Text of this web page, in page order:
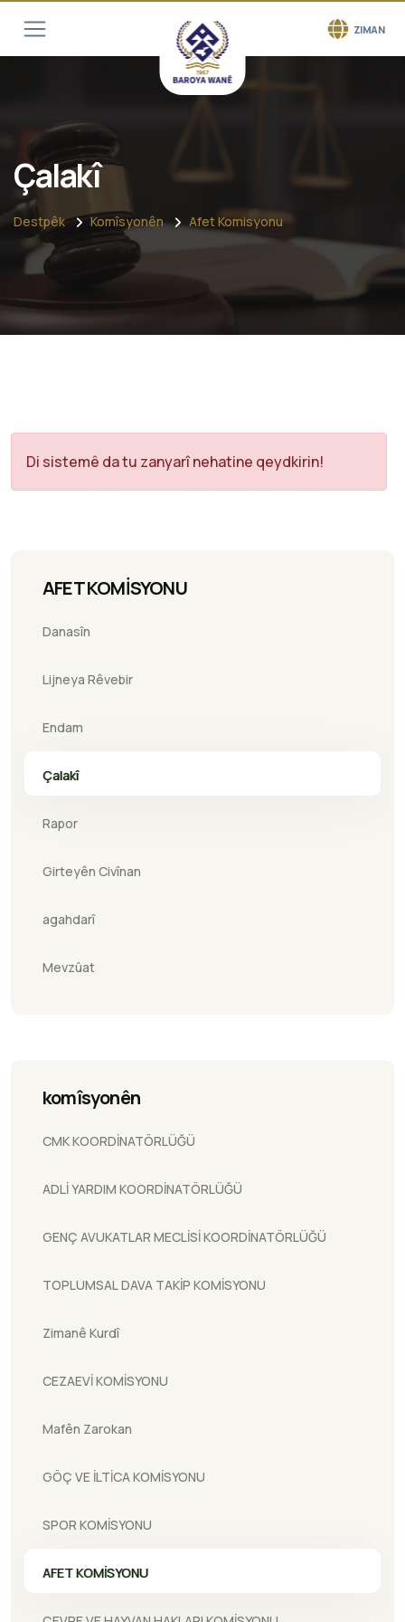
ZIMAN
Çalakî
Destpêk Komîsyonên Afet Komisyonu
Di sistemê da tu zanyarî nehatine qeydkirin!
AFET KOMİSYONU
Danasîn
Lijneya Rêvebir
Endam
Çalakî
Rapor
Girteyên Civînan
agahdarî
Mevzûat
komîsyonên
CMK KOORDİNATÖRLÜĞÜ
ADLİ YARDIM KOORDİNATÖRLÜĞÜ
GENÇ AVUKATLAR MECLİSİ KOORDİNATÖRLÜĞÜ
TOPLUMSAL DAVA TAKİP KOMİSYONU
Zimanê Kurdî
CEZAEVİ KOMİSYONU
Mafên Zarokan
GÖÇ VE İLTİCA KOMİSYONU
SPOR KOMİSYONU
AFET KOMİSYONU